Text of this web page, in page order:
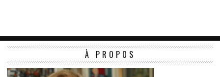
À PROPOS